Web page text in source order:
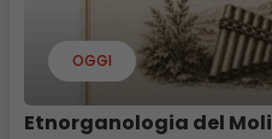
OGGI
Etnorganologia del